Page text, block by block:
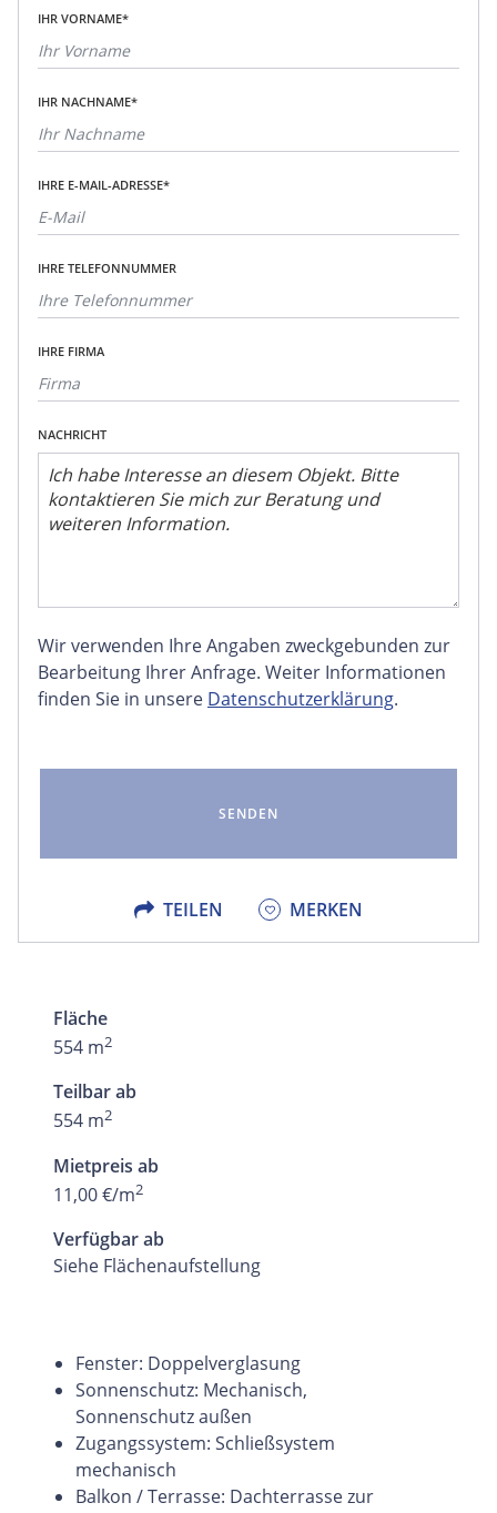
IHR VORNAME*
IHR NACHNAME*
IHRE E-MAIL-ADRESSE*
IHRE TELEFONNUMMER
IHRE FIRMA
NACHRICHT
Wir verwenden Ihre Angaben zweckgebunden zur
Bearbeitung Ihrer Anfrage. Weiter Informationen
finden Sie in unsere Datenschutzerklärung.
TEILEN
FACEBOOK
X
MERKEN
Fläche
554 m2
Teilbar ab
554 m2
Mietpreis ab
11,00 €/m2
Verfügbar ab
Siehe Flächenaufstellung
Fenster: Doppelverglasung
Sonnenschutz: Mechanisch,
Sonnenschutz außen
Zugangssystem: Schließsystem
mechanisch
Balkon / Terrasse: Dachterrasse zur